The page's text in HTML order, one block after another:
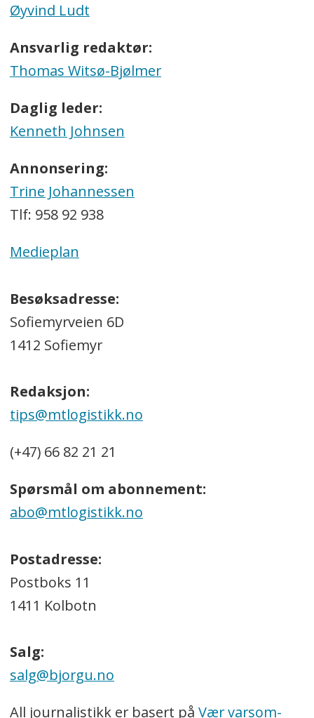
Øyvind Ludt
Ansvarlig redaktør:
Thomas Witsø-Bjølmer
Daglig leder:
Kenneth Johnsen
Annonsering:
Trine Johannessen
Tlf: 958 92 938
Medieplan
Besøksadresse:
Sofiemyrveien 6D
1412 Sofiemyr
Redaksjon:
tips@mtlogistikk.no
(+47) 66 82 21 21
Spørsmål om abonnement:
abo@mtlogistikk.no
Postadresse:
Postboks 11
1411 Kolbotn
Salg:
salg@bjorgu.no
All journalistikk er basert på Vær varsom-